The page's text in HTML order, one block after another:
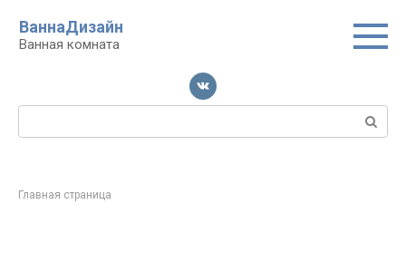
контенту
ВаннаДизайн
Ванная комната
Поиск:
Главная страница